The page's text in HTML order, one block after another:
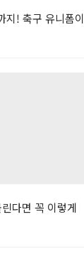
지! 축구 유니폼이
다면 꼭 이렇게